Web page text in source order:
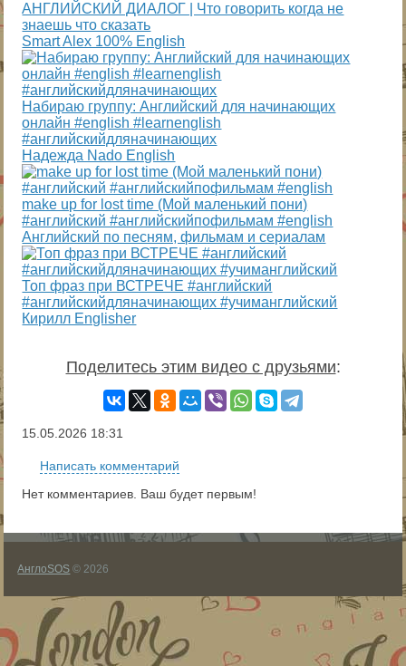
АНГЛИЙСКИЙ ДИАЛОГ | Что говорить когда не
знаешь что сказать
Smart Alex 100% English
Набираю группу: Английский для начинающих
онлайн #english #learnenglish
#английскийдляначинающих
Надежда Nado English
make up for lost time (Мой маленький пони)
#английский #английскийпофильмам #english
Английский по песням, фильмам и сериалам
Топ фраз при ВСТРЕЧЕ #английский
#английскийдляначинающих #учиманглийский
Кирилл Englisher
Поделитесь этим видео с друзьями:
15.05.2026 18:31
Написать комментарий
Нет комментариев. Ваш будет первым!
АнглоSOS © 2026